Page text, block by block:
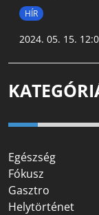
HÍR
2024. 05. 15.
Egészség
Fókusz
Gasztro
Helytörténet